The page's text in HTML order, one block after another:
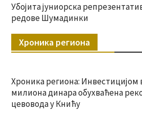
Убојита јуниорска
редове Шумадинки
Хроника региона
Хроника региона: Инвестицијом
милиона динара обухваћена
цевовода у Книћу